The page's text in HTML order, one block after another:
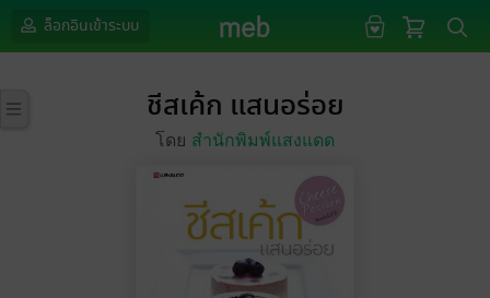
ล็อกอินเข้าระบบ
ชีสเค้ก แสนอร่อย
โดย สำนักพิมพ์แสงแดด